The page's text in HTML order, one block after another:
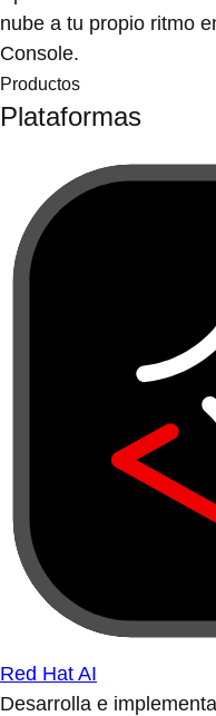
nube a tu propio ritmo
Console.
Productos
Plataformas
Red Hat AI
Desarrolla e